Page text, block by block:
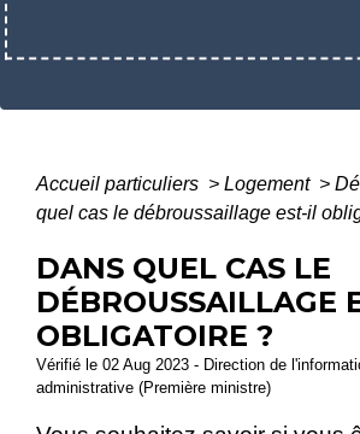
Accueil particuliers > Logement >
quel cas le débroussaillage est-il
DANS QUEL CAS LE
DÉBROUSSAILLAGE
OBLIGATOIRE ?
Vérifié le 02 Aug 2023 - Direction de
administrative (Première ministre)